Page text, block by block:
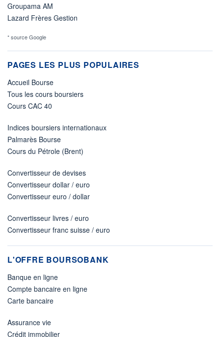
Groupama AM
Lazard Frères Gestion
* source Google
PAGES LES PLUS POPULAIRES
Accueil Bourse
Tous les cours boursiers
Cours CAC 40
Indices boursiers internationaux
Palmarès Bourse
Cours du Pétrole (Brent)
Convertisseur de devises
Convertisseur dollar / euro
Convertisseur euro / dollar
Convertisseur livres / euro
Convertisseur franc suisse / euro
L'OFFRE BOURSOBANK
Banque en ligne
Compte bancaire en ligne
Carte bancaire
Assurance vie
Crédit immobilier